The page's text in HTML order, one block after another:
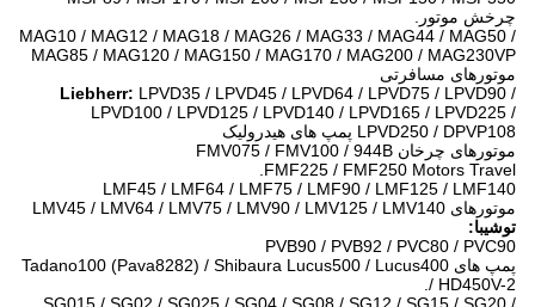
چرخش موتور.
MAG10 / MAG12 / MAG18 / MAG26 / MAG33 / MAG44 / MAG50 /
MAG85 / MAG120 / MAG150 / MAG170 / MAG200 / MAG230VP
موتورهای مسافرتی
Liebherr: LPVD35 / LPVD45 / LPVD64 / LPVD75 / LPVD90 /
LPVD100 / LPVD125 / LPVD140 / LPVD165 / LPVD225 /
LPVD250 / DPVP108 پمپ های هیدرولیک
موتورهای چرخان FMV075 / FMV100 / 944B
FMF225 / FMF250 Motors Travel.
LMF45 / LMF64 / LMF75 / LMF90 / LMF125 / LMF140
موتورهای LMV45 / LMV64 / LMV75 / LMV90 / LMV125 / LMV140
توشیبا:
PVB90 / PVB92 / PVC80 / PVC90
پمپ های Tadano100 (Pava8282) / Shibaura Lucus500 / Lucus400
/ HD450V-2.